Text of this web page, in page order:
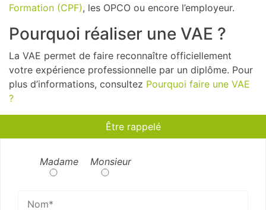
Formation (CPF), les OPCO ou encore l’employeur.
Pourquoi réaliser une VAE ?
La VAE permet de faire reconnaître officiellement
votre expérience professionnelle par un diplôme. Pour
plus d’informations, consultez Pourquoi faire une VAE
?
Être rappelé
Madame Monsieur